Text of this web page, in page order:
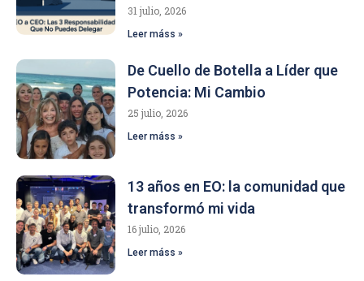
31 julio, 2026
Leer máss »
De Cuello de Botella a Líder que
Potencia: Mi Cambio
25 julio, 2026
Leer máss »
13 años en EO: la comunidad que
transformó mi vida
16 julio, 2026
Leer máss »